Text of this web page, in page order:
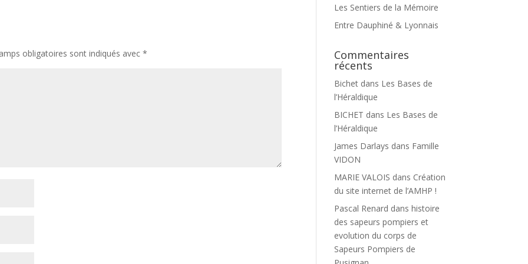
obligatoires sont indiqués avec*
Les Sentiers de la Mémoire
Entre Dauphiné & Lyonnais
Commentaires
récents
Bichet dans Les Bases de
l’Héraldique
BICHET dans Les Bases de
l’Héraldique
James Darlays dans Famille
VIDON
MARIE VALOIS dans Création
du site internet de l’AMHP !
Pascal Renard danshistoire
des sapeurs pompiers et
evolution du corps de
Sapeurs Pompiers de